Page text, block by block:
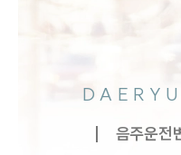
음주운전